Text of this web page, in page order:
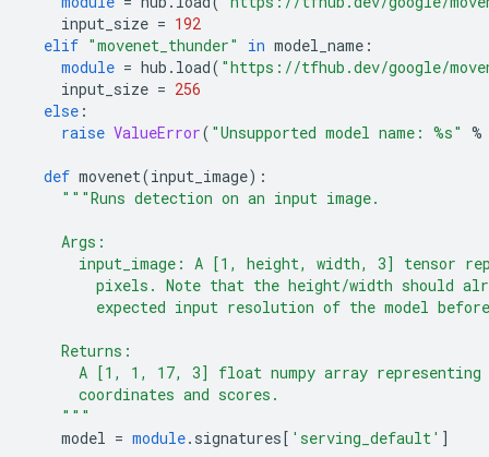
input_size = 192
elif "movenet_thunder" in model_name :
module = hub . load( "https://tfhub.dev/google/
input_size = 256
else :
raise ValueError( "Unsupported model name: %s" %
def movenet(input_image):
"""Runs detection on an input image.
Args:
input_image: A [1, height, width, 3] tensor
pixels. Note that the height/width should
expected input resolution of the model
Returns:
A [1, 1, 17, 3] float numpy array representing
coordinates and scores.
"""
model = module. signatures[ 'serving_default' ]